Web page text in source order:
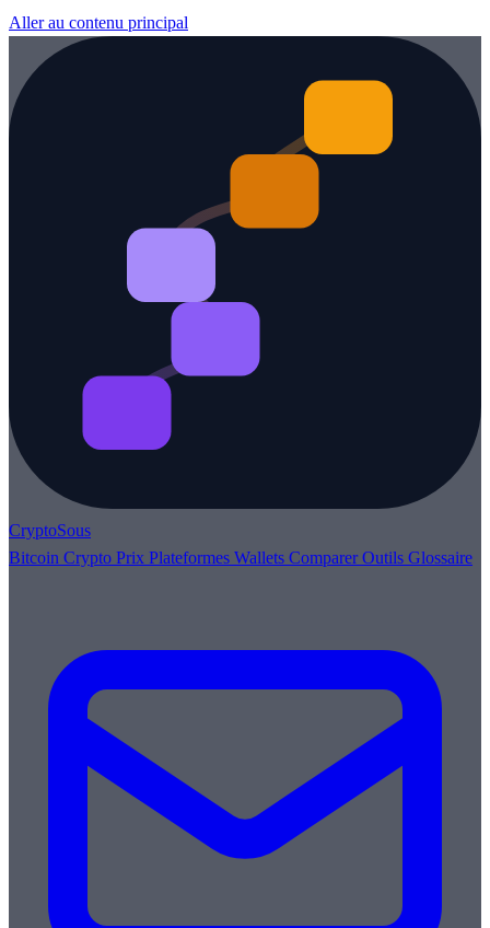
Aller au contenu principal
CryptoSous
Bitcoin Crypto Prix Plateformes Wallets ComparerOutils Glossaire